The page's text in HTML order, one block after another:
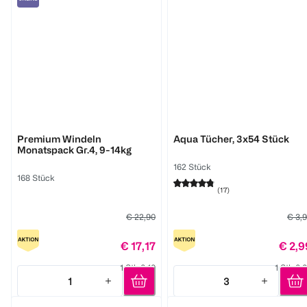
Premium Windeln
Monatspack Gr.4, 9-14kg
168 Stück
€ 22,90
€ 17,17
1 Stk 0,10
1
Quantity: 1
Aqua Tücher, 3x54 Stück
162 Stück
(17)
€
€
1 Stk
3
Quantity: 3